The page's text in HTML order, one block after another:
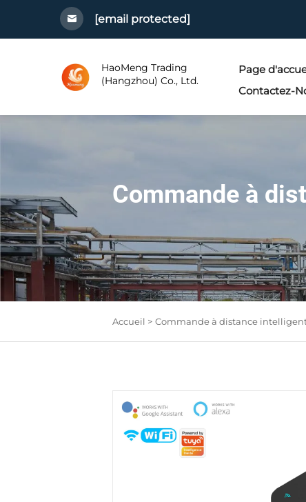
[email protected]
HaoMeng Trading
(Hangzhou) Co., Ltd.
Page
Contactez-
Commande à
Accueil > Commande à distance